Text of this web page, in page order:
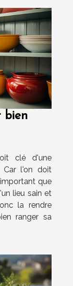
bien
clé d'une
Car l'on doit
que
lieu sain et
la rendre
ranger sa